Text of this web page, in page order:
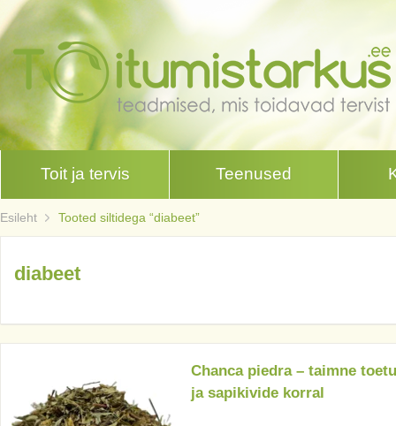
Toit ja tervis Teenused
Esileht Tooted siltidega “diabeet”
diabeet
Chanca piedra – taimne
ja sapikivide korral